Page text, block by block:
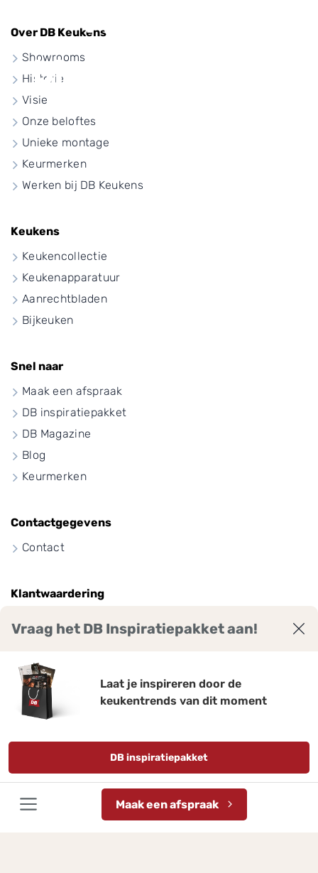
Vraag het DB Inspiratiepakket aan!
Laat je inspireren door de
keukentrends van dit moment
DB inspiratiepakket
Maak een afspraak
Moderne
blauwe keuken
Over DB Keukens
Showrooms
Historie
Visie
Onze beloftes
Unieke montage
Keurmerken
Werken bij DB Keukens
Keukens
Keukencollectie
Keukenapparatuur
Aanrechtbladen
Bijkeuken
Snel naar
Maak een afspraak
DB inspiratiepakket
DB Magazine
Blog
Keurmerken
Contactgegevens
Contact
Klantwaardering
9
Bekijk ruim 2300 reviews voor DB Keukens.
Gemiddelde score: 9,7 van 10
Privacy policy
Actievoorwaarden
Sitemap